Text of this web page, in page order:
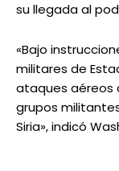
su llegada al
«Bajo
militares de
ataques aéreos
grupos
Siria», indicó